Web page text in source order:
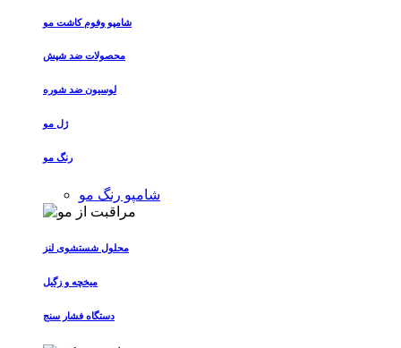
شامپو وفوم کاشت مو
محصولات ضد شپش
لوسیون ضد شوره
ژل مو
رنگ مو
شامپو رنگ مو
محلول شستشوی لنز
میخچه و زگیل
دستگاه فشار سنج